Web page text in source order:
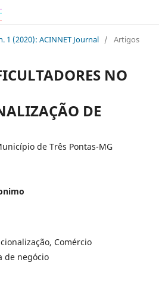
1 (2020): ACINNET Journal / Artigos
NO
DE
de Três Pontas-MG
Comércio
de negócio